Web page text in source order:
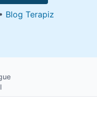
Blog Terapiz
d'accueil